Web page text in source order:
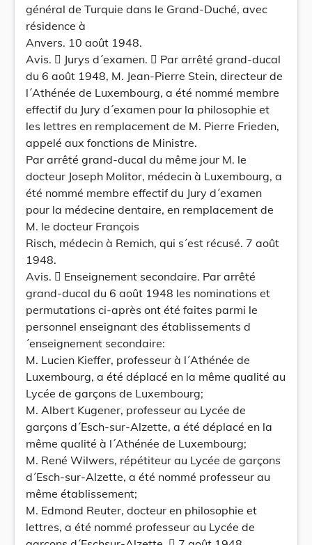
général de Turquie dans le Grand-Duché, avec
résidence à
Anvers. 10 août 1948.
Avis.  Jurys d´examen.  Par arrêté grand-ducal
du 6 août 1948, M. Jean-Pierre Stein, directeur de
l´Athénée de Luxembourg, a été nommé membre
effectif du Jury d´examen pour la philosophie et
les lettres en remplacement de M. Pierre Frieden,
appelé aux fonctions de Ministre.
Par arrêté grand-ducal du même jour M. le
docteur Joseph Molitor, médecin à Luxembourg, a
été nommé membre effectif du Jury d´examen
pour la médecine dentaire, en remplacement de
M. le docteur François
Risch, médecin à Remich, qui s´est récusé. 7 août
1948.
Avis.  Enseignement secondaire. Par arrêté
grand-ducal du 6 août 1948 les nominations et
permutations ci-après ont été faites parmi le
personnel enseignant des établissements d
´enseignement secondaire:
M. Lucien Kieffer, professeur à l´Athénée de
Luxembourg, a été déplacé en la même qualité au
Lycée de garçons de Luxembourg;
M. Albert Kugener, professeur au Lycée de
garçons d´Esch-sur-Alzette, a été déplacé en la
même qualité à l´Athénée de Luxembourg;
M. René Wilwers, répétiteur au Lycée de garçons
d´Esch-sur-Alzette, a été nommé professeur au
même établissement;
M. Edmond Reuter, docteur en philosophie et
lettres, a été nommé professeur au Lycée de